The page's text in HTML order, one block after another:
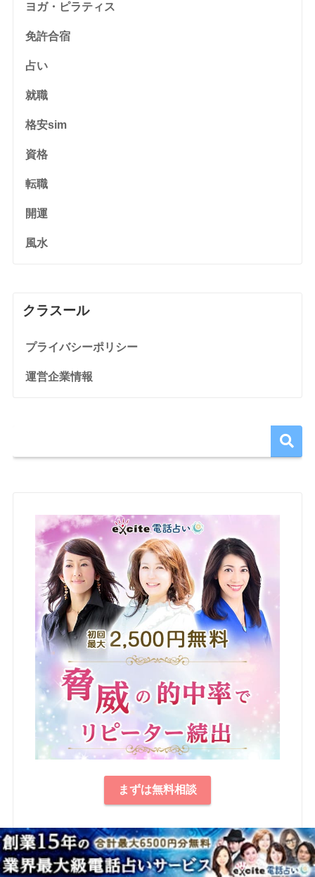
ヨガ・ピラティス
免許合宿
占い
就職
格安sim
資格
転職
開運
風水
クラスール
プライバシーポリシー
運営企業情報
まずは無料相談